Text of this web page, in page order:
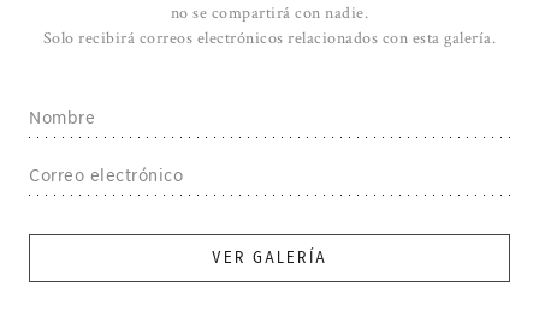
no se compartirá con nadie.
Solo recibirá correos electrónicos relacionados con esta galería.
VER GALERÍA